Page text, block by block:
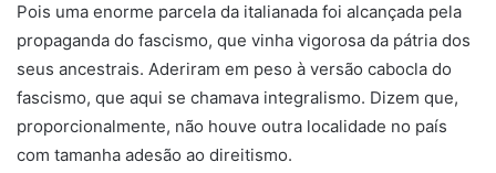
Pois uma enorme parcela da italianada foi alcançada pela
propaganda do fascismo, que vinha vigorosa da pátria dos
seus ancestrais. Aderiram em peso à versão cabocla do
fascismo, que aqui se chamava integralismo. Dizem que,
proporcionalmente, não houve outra localidade no país
com tamanha adesão ao direitismo.